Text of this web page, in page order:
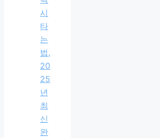
시
타
는
법,
20
25
년
최
신
완